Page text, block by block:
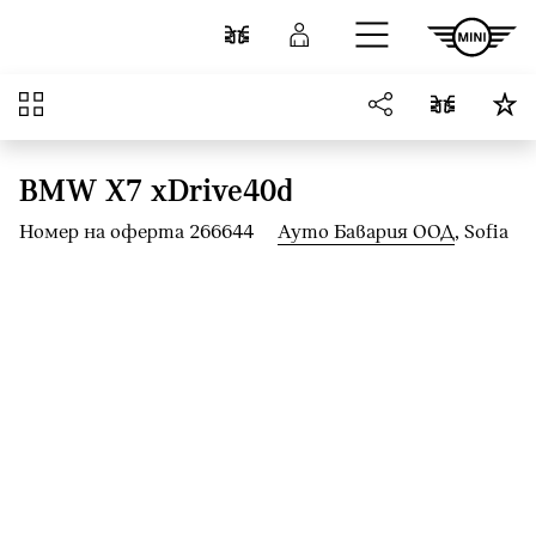
Към основното съдържание
CравнетеВход
Преглед
BMW X7 xDrive40d
Номер на оферта 266644 Ауто Бавария ООД, Sofia